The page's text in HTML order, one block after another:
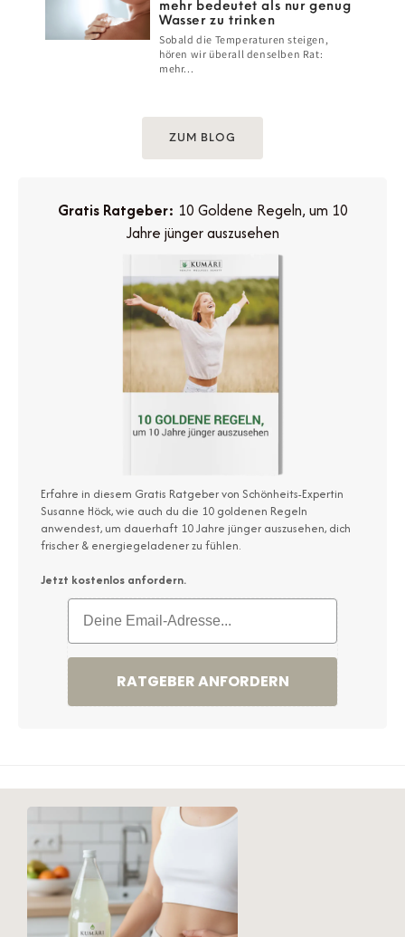
mehr bedeutet als nur genug
Wasser zu trinken
Sobald die Temperaturen steigen,
hören wir überall denselben Rat:
mehr...
ZUM BLOG
Gratis Ratgeber: 10 Goldene Regeln, um 10
Jahre jünger auszusehen
Erfahre in diesem Gratis Ratgeber von Schönheits-Expertin
Susanne Höck, wie auch du die 10 goldenen Regeln
anwendest, um dauerhaft 10 Jahre jünger auszusehen, dich
frischer & energiegeladener zu fühlen.
Jetzt kostenlos anfordern.
RATGEBER ANFORDERN